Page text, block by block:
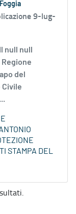
9-lug-
null null
del
Civile
STAMPA DEL